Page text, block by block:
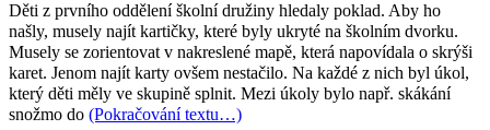
Děti z prvního oddělení školní družiny hledaly poklad. Aby ho
našly, musely najít kartičky, které byly ukryté na školním dvorku.
Musely se zorientovat v nakreslené mapě, která napovídala o skrýši
karet. Jenom najít karty ovšem nestačilo. Na každé z nich byl úkol,
který děti měly ve skupině splnit. Mezi úkoly bylo např. skákání
snožmo do (Pokračování textu…)